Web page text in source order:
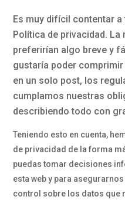
Es muy difícil contentar
Política de privacidad.
preferirían algo breve y
gustaría poder
en un solo post, los
cumplamos nuestras
describiendo todo con
Teniendo esto en cuenta,
de privacidad de la forma
puedas tomar decisiones
esta web y para
control sobre los datos que